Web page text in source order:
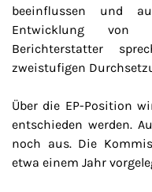
beeinflussen und
Entwicklung von
Berichterstatter
zweistufigen
Über die EP-Position
entschieden werden.
noch aus. Die
etwa einem Jahr